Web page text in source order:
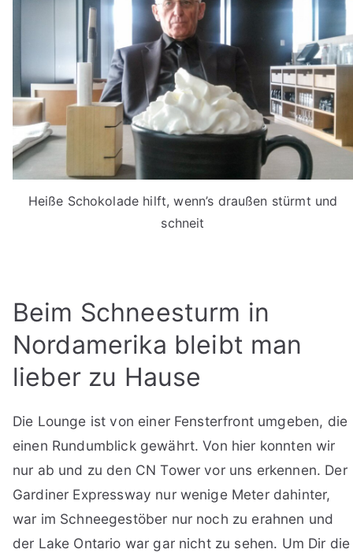
Heiße Schokolade hilft, wenn’s draußen stürmt und
schneit
Beim Schneesturm in
Nordamerika bleibt man
lieber zu Hause
Die Lounge ist von einer Fensterfront umgeben, die
einen Rundumblick gewährt. Von hier konnten wir
nur ab und zu den CN Tower vor uns erkennen. Der
Gardiner Expressway nur wenige Meter dahinter,
war im Schneegestöber nur noch zu erahnen und
der Lake Ontario war gar nicht zu sehen. Um Dir die